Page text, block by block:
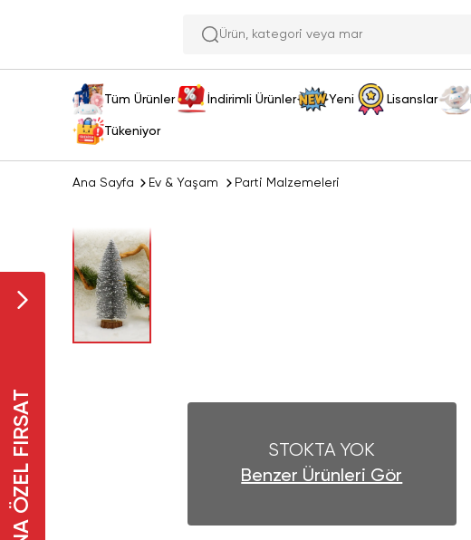
Ürün, kat
Tüm Ürünler İndirimli Ürünler Yeni Lisanslar
Tükeniyor
SANA ÖZEL FIRSAT
Ana Sayfa Ev & Yaşam Parti Malzemeleri
STOKTA YOK
Benzer Ürünleri Gör